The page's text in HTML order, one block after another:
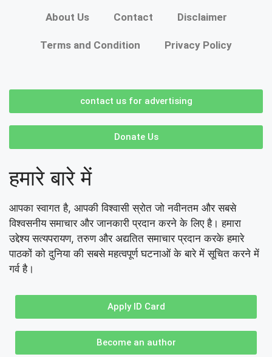
About Us Contact Disclaimer
Terms and Condition Privacy Policy
contact us for advertising
Donate Us
हमारे बारे में
आपका स्वागत है, आपकी विश्वासी स्रोत जो नवीनतम और सबसे
विश्वसनीय समाचार और जानकारी प्रदान करने के लिए है। हमारा
उद्देश्य सत्यपरायण, तरुण और अद्यतित समाचार प्रदान करके हमारे
पाठकों को दुनिया की सबसे महत्वपूर्ण घटनाओं के बारे में सूचित करने में
गर्व है।
Apply ID Card
Become an author